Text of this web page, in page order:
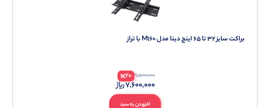
براکت سایز 32 تا 65 اینچ دینا مدل M160 با تراز
افزودن به سبد
9,500,000
20
7,600,000